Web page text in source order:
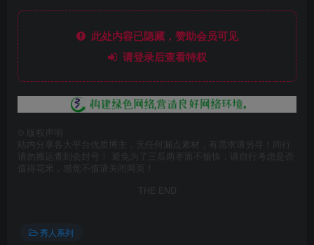
此处内容已隐藏，赞助会员可见
请登录后查看特权
版权声明
站内分享各大平台优质博主，无任何漏点素材，有需求请另寻！同行
请勿搬运查到会封号！ 避免为了三瓜两枣而不愉快，请自行考虑是否
值得花米，感觉不值请关闭网页！
THE END
秀人系列